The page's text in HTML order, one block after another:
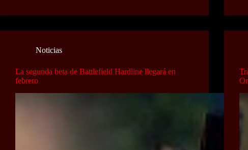
Noticias
La segunda beta de Battlefield Hardline llegará en
febrero